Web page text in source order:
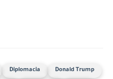
Diplomacia Donald Trump